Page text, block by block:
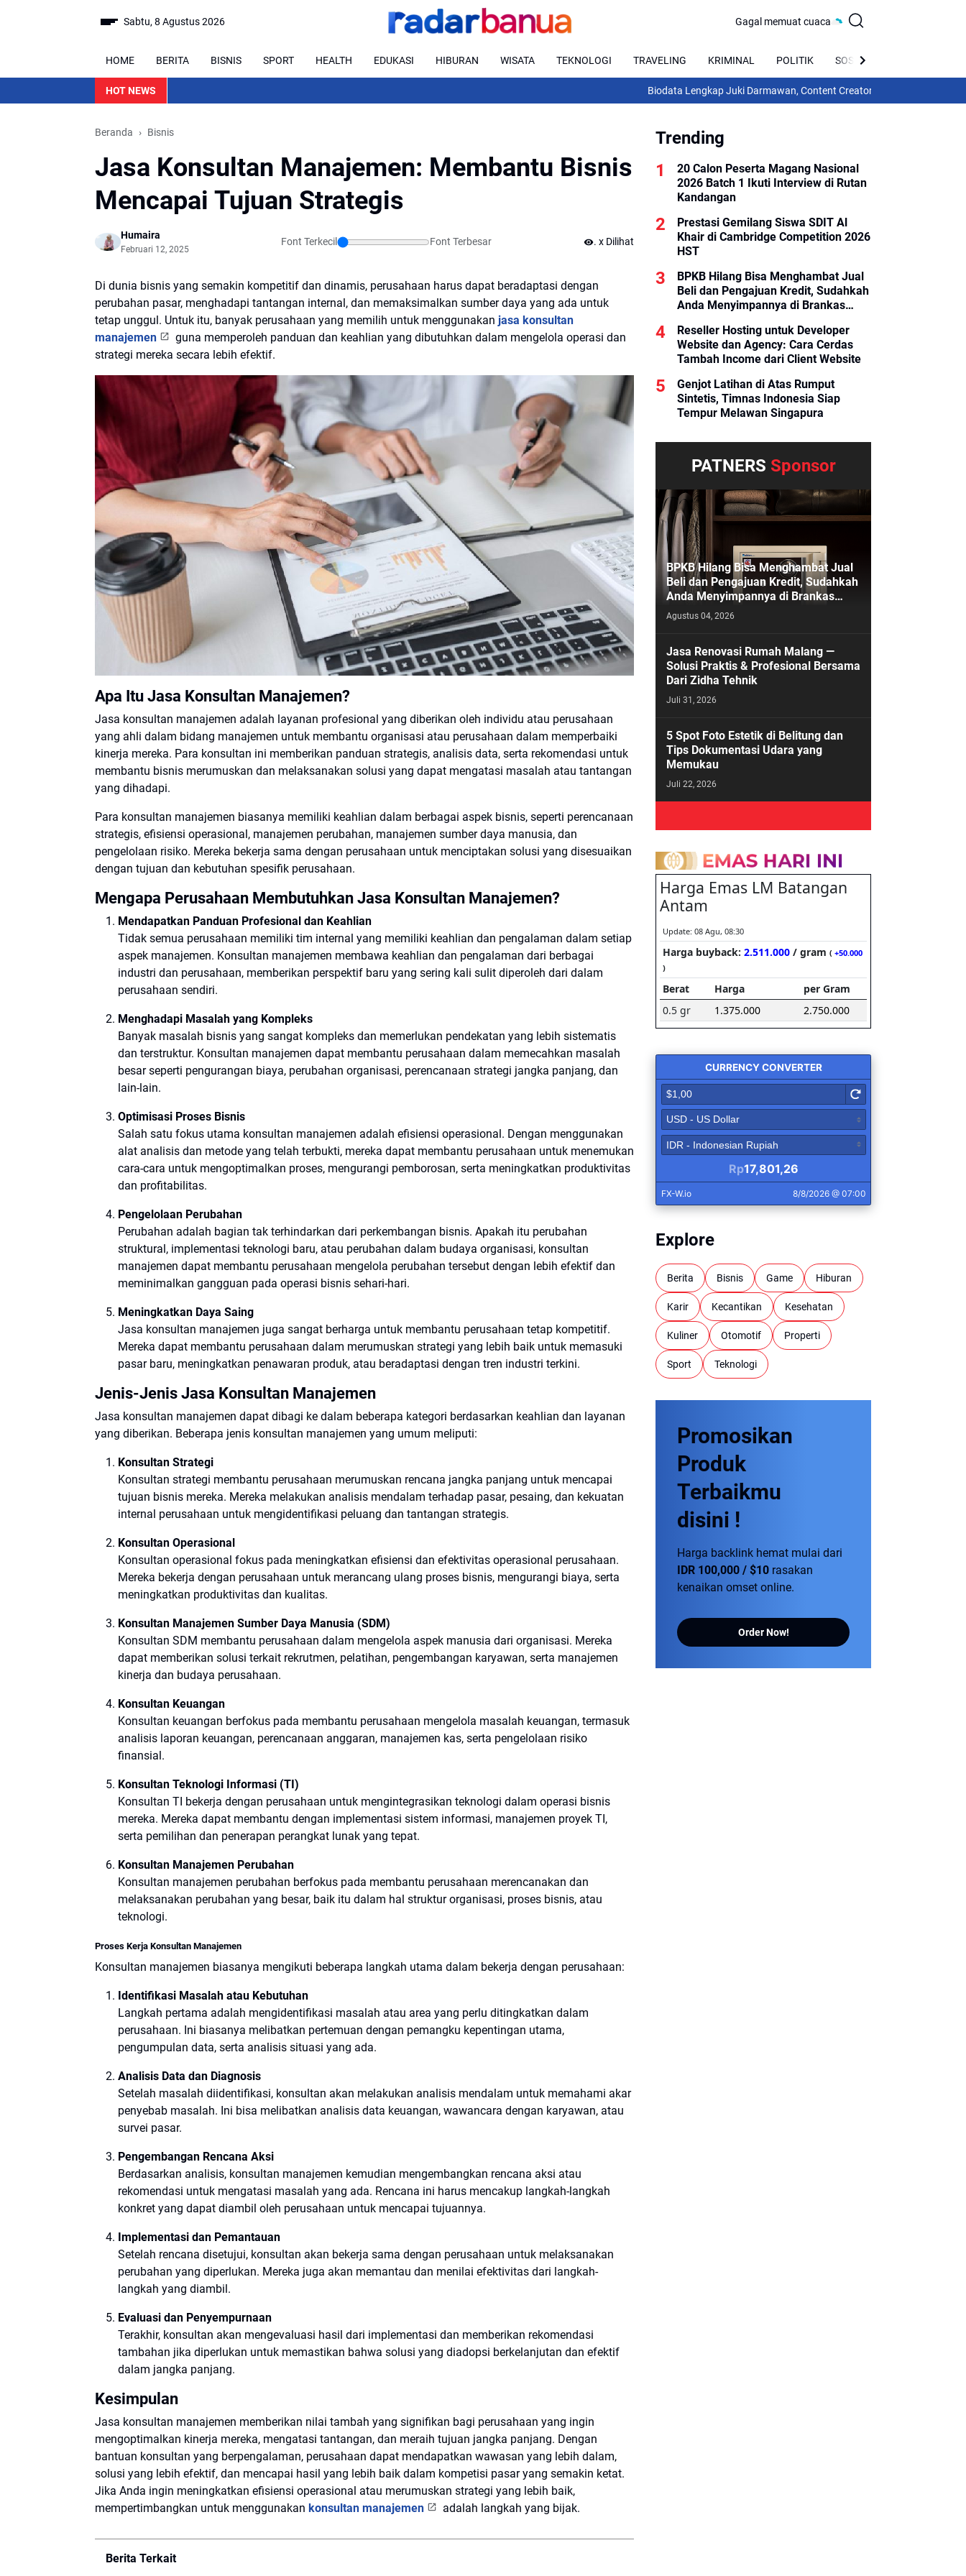
Sabtu, 8 Agustus 2026 Gagal memuat cuaca
HOME BERITA BISNIS SPORT HEALTH EDUKASI HIBURAN WISATA TEKNOLOGI TRAVELING KRIMINAL POLITIK SOSIAL
HOT NEWS Biodata Lengkap Juki Darmawan, Content Creator Asal Sukamara Kalteng Yang
Beranda Bisnis
Jasa Konsultan Manajemen: Membantu Bisnis
Mencapai Tujuan Strategis
Humaira
Februari 12, 2025
Font Terkecil Font Terbesar ... x Dilihat
Di dunia bisnis yang semakin kompetitif dan dinamis, perusahaan harus dapat beradaptasi dengan
perubahan pasar, menghadapi tantangan internal, dan memaksimalkan sumber daya yang ada untuk
tetap unggul. Untuk itu, banyak perusahaan yang memilih untuk menggunakan jasa konsultan
manajemen
guna memperoleh panduan dan keahlian yang dibutuhkan dalam mengelola operasi dan
strategi mereka secara lebih efektif.
Apa Itu Jasa Konsultan Manajemen?
Jasa konsultan manajemen adalah layanan profesional yang diberikan oleh individu atau perusahaan
yang ahli dalam bidang manajemen untuk membantu organisasi atau perusahaan dalam memperbaiki
kinerja mereka. Para konsultan ini memberikan panduan strategis, analisis data, serta rekomendasi untuk
membantu bisnis merumuskan dan melaksanakan solusi yang dapat mengatasi masalah atau tantangan
yang dihadapi.
Para konsultan manajemen biasanya memiliki keahlian dalam berbagai aspek bisnis, seperti perencanaan
strategis, efisiensi operasional, manajemen perubahan, manajemen sumber daya manusia, dan
pengelolaan risiko. Mereka bekerja sama dengan perusahaan untuk menciptakan solusi yang disesuaikan
dengan tujuan dan kebutuhan spesifik perusahaan.
Mengapa Perusahaan Membutuhkan Jasa Konsultan Manajemen?
Mendapatkan Panduan Profesional dan Keahlian
Tidak semua perusahaan memiliki tim internal yang memiliki keahlian dan pengalaman dalam setiap
aspek manajemen. Konsultan manajemen membawa keahlian dan pengalaman dari berbagai
industri dan perusahaan, memberikan perspektif baru yang sering kali sulit diperoleh dari dalam
perusahaan sendiri.
Menghadapi Masalah yang Kompleks
Banyak masalah bisnis yang sangat kompleks dan memerlukan pendekatan yang lebih sistematis
dan terstruktur. Konsultan manajemen dapat membantu perusahaan dalam memecahkan masalah
besar seperti pengurangan biaya, perubahan organisasi, perencanaan strategi jangka panjang, dan
lain-lain.
Optimisasi Proses Bisnis
Salah satu fokus utama konsultan manajemen adalah efisiensi operasional. Dengan menggunakan
alat analisis dan metode yang telah terbukti, mereka dapat membantu perusahaan untuk menemukan
cara-cara untuk mengoptimalkan proses, mengurangi pemborosan, serta meningkatkan produktivitas
dan profitabilitas.
Pengelolaan Perubahan
Perubahan adalah bagian tak terhindarkan dari perkembangan bisnis. Apakah itu perubahan
struktural, implementasi teknologi baru, atau perubahan dalam budaya organisasi, konsultan
manajemen dapat membantu perusahaan mengelola perubahan tersebut dengan lebih efektif dan
meminimalkan gangguan pada operasi bisnis sehari-hari.
Meningkatkan Daya Saing
Jasa konsultan manajemen juga sangat berharga untuk membantu perusahaan tetap kompetitif.
Mereka dapat membantu perusahaan dalam merumuskan strategi yang lebih baik untuk memasuki
pasar baru, meningkatkan penawaran produk, atau beradaptasi dengan tren industri terkini.
Jenis-Jenis Jasa Konsultan Manajemen
Jasa konsultan manajemen dapat dibagi ke dalam beberapa kategori berdasarkan keahlian dan layanan
yang diberikan. Beberapa jenis konsultan manajemen yang umum meliputi:
Konsultan Strategi
Konsultan strategi membantu perusahaan merumuskan rencana jangka panjang untuk mencapai
tujuan bisnis mereka. Mereka melakukan analisis mendalam terhadap pasar, pesaing, dan kekuatan
internal perusahaan untuk mengidentifikasi peluang dan tantangan strategis.
Konsultan Operasional
Konsultan operasional fokus pada meningkatkan efisiensi dan efektivitas operasional perusahaan.
Mereka bekerja dengan perusahaan untuk merancang ulang proses bisnis, mengurangi biaya, serta
meningkatkan produktivitas dan kualitas.
Konsultan Manajemen Sumber Daya Manusia (SDM)
Konsultan SDM membantu perusahaan dalam mengelola aspek manusia dari organisasi. Mereka
dapat memberikan solusi terkait rekrutmen, pelatihan, pengembangan karyawan, serta manajemen
kinerja dan budaya perusahaan.
Konsultan Keuangan
Konsultan keuangan berfokus pada membantu perusahaan mengelola masalah keuangan, termasuk
analisis laporan keuangan, perencanaan anggaran, manajemen kas, serta pengelolaan risiko
finansial.
Konsultan Teknologi Informasi (TI)
Konsultan TI bekerja dengan perusahaan untuk mengintegrasikan teknologi dalam operasi bisnis
mereka. Mereka dapat membantu dengan implementasi sistem informasi, manajemen proyek TI,
serta pemilihan dan penerapan perangkat lunak yang tepat.
Konsultan Manajemen Perubahan
Konsultan manajemen perubahan berfokus pada membantu perusahaan merencanakan dan
melaksanakan perubahan yang besar, baik itu dalam hal struktur organisasi, proses bisnis, atau
teknologi.
Proses Kerja Konsultan Manajemen
Konsultan manajemen biasanya mengikuti beberapa langkah utama dalam bekerja dengan perusahaan:
Identifikasi Masalah atau Kebutuhan
Langkah pertama adalah mengidentifikasi masalah atau area yang perlu ditingkatkan dalam
perusahaan. Ini biasanya melibatkan pertemuan dengan pemangku kepentingan utama,
pengumpulan data, serta analisis situasi yang ada.
Analisis Data dan Diagnosis
Setelah masalah diidentifikasi, konsultan akan melakukan analisis mendalam untuk memahami akar
penyebab masalah. Ini bisa melibatkan analisis data keuangan, wawancara dengan karyawan, atau
survei pasar.
Pengembangan Rencana Aksi
Berdasarkan analisis, konsultan manajemen kemudian mengembangkan rencana aksi atau
rekomendasi untuk mengatasi masalah yang ada. Rencana ini harus mencakup langkah-langkah
konkret yang dapat diambil oleh perusahaan untuk mencapai tujuannya.
Implementasi dan Pemantauan
Setelah rencana disetujui, konsultan akan bekerja sama dengan perusahaan untuk melaksanakan
perubahan yang diperlukan. Mereka juga akan memantau dan menilai efektivitas dari langkah-
langkah yang diambil.
Evaluasi dan Penyempurnaan
Terakhir, konsultan akan mengevaluasi hasil dari implementasi dan memberikan rekomendasi
tambahan jika diperlukan untuk memastikan bahwa solusi yang diadopsi berkelanjutan dan efektif
dalam jangka panjang.
Kesimpulan
Jasa konsultan manajemen memberikan nilai tambah yang signifikan bagi perusahaan yang ingin
mengoptimalkan kinerja mereka, mengatasi tantangan, dan meraih tujuan jangka panjang. Dengan
bantuan konsultan yang berpengalaman, perusahaan dapat mendapatkan wawasan yang lebih dalam,
solusi yang lebih efektif, dan mencapai hasil yang lebih baik dalam kompetisi pasar yang semakin ketat.
Jika Anda ingin meningkatkan efisiensi operasional atau merumuskan strategi yang lebih baik,
mempertimbangkan untuk menggunakan konsultan manajemen adalah langkah yang bijak.
Berita Terkait
Trending
20 Calon Peserta Magang Nasional
2026 Batch 1 Ikuti Interview di Rutan
Kandangan
Prestasi Gemilang Siswa SDIT Al
Khair di Cambridge Competition 2026
HST
BPKB Hilang Bisa Menghambat Jual
Beli dan Pengajuan Kredit, Sudahkah
Anda Menyimpannya di Brankas
Reseller Hosting untuk Developer
Website dan Agency: Cara Cerdas
Tambah Income dari Client Website
Genjot Latihan di Atas Rumput
Sintetis, Timnas Indonesia Siap
Tempur Melawan Singapura
PATNERS Sponsor
BPKB Hilang Bisa Menghambat Jual
Beli dan Pengajuan Kredit, Sudahkah
Anda Menyimpannya di Brankas
BPKB?
Agustus 04, 2026
Jasa Renovasi Rumah Malang —
Solusi Praktis & Profesional Bersama
Dari Zidha Tehnik
Juli 31, 2026
5 Spot Foto Estetik di Belitung dan
Tips Dokumentasi Udara yang
Memukau
Juli 22, 2026
Explore
Berita Bisnis Game Hiburan
Karir Kecantikan Kesehatan
Kuliner Otomotif Properti
Sport Teknologi
Promosikan
Produk
Terbaikmu
disini !
Harga backlink hemat mulai dari
IDR 100,000 / $10 rasakan
kenaikan omset online.
Order Now!